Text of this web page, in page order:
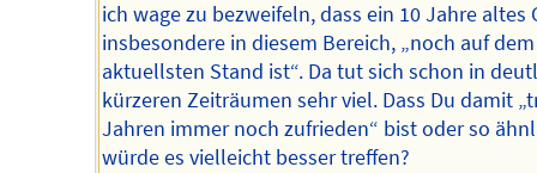
ich wage zu bezweifeln, dass ein 10 Jahre altes
insbesondere in diesem Bereich, „noch auf dem
aktuellsten Stand ist“. Da tut sich schon in
kürzeren Zeiträumen sehr viel. Dass Du damit
Jahren immer noch zufrieden“ bist oder so
würde es vielleicht besser treffen?